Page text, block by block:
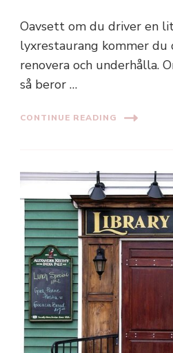
Oavsett om du driver en
lyxrestaurang kommer
renovera och underhålla.
så beror …
CONTINUE READING